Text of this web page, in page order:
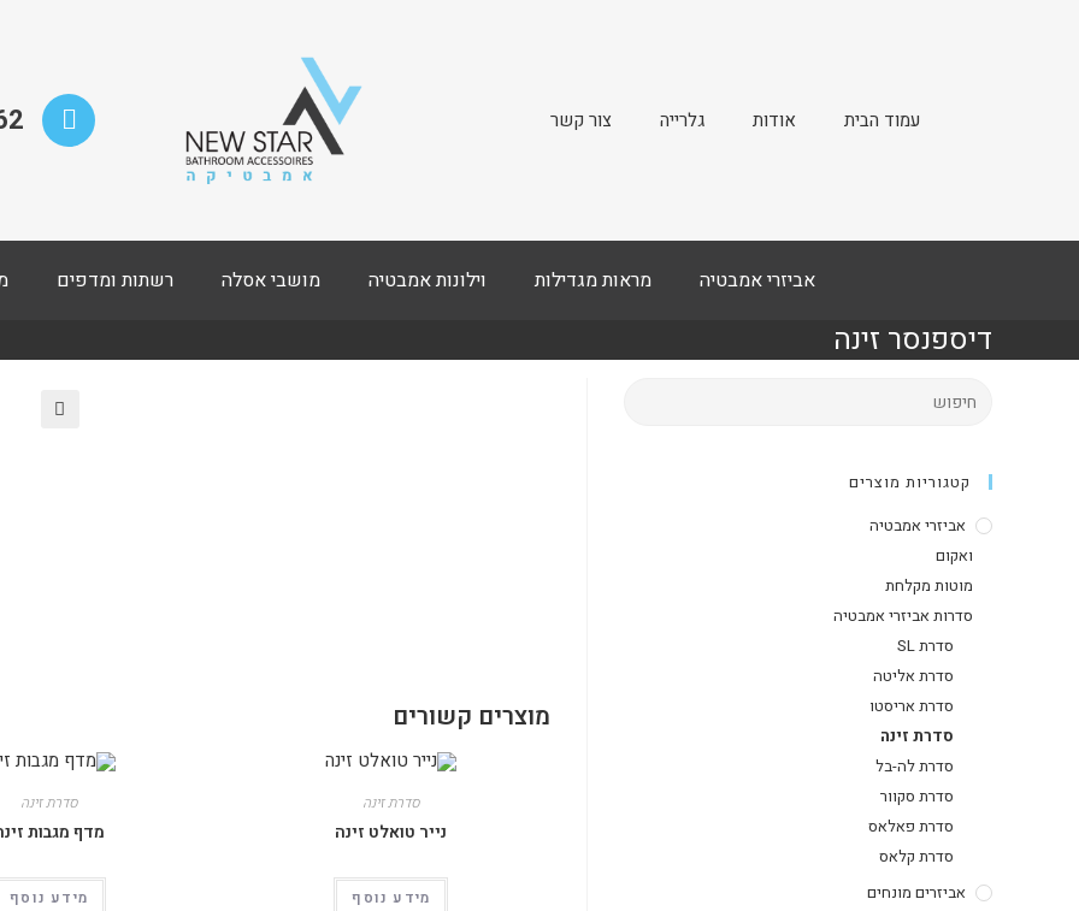
עמוד הבית אודות גלרייה צור קשר
אביזרי אמבטיה מראות מגדילות וילונות אמבטיה מושבי אסלה רשתות ומדפים
דיספנסר זינה
מוצרים קשורים
סדרת זינה
נייר טואלט זינה
מידע נוסף
סדרת זינה
מדף מגבות
מידע נוסף
קטגוריות מוצרים
אביזרי אמבטיה
ואקום
מוטות מקלחת
סדרות אביזרי אמבטיה
סדרת SL
סדרת אליטה
סדרת אריסטו
סדרת זינה
סדרת לה-בל
סדרת סקוור
סדרת פאלאס
סדרת קלאס
אביזרים מונחים